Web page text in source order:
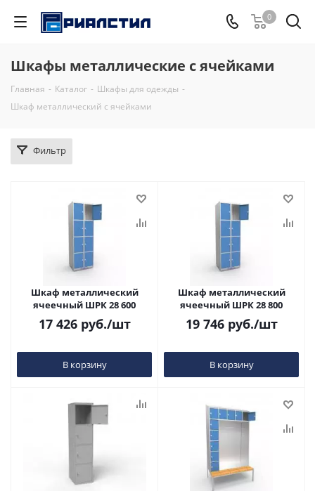
0
Шкафы металлические с ячейками
Главная - Каталог - Шкафы для одежды -
Шкаф металлический с ячейками
Фильтр
Шкаф металлический
ячеечный ШРК 28 600
17 426руб./шт
В корзину
Шкаф металлический
ячеечный ШРК 28 800
19 746руб./шт
В корзину